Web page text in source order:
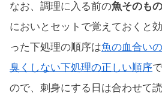
なお、調理に入る前の魚そのも
においとセットで覚えておくと
った下処理の順序は魚の血合い
臭くしない下処理の正しい順序
ので、刺身にする日は合わせて